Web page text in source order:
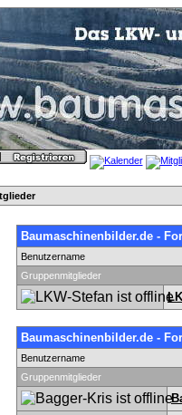
Baumaschinenbilder.de -
Benutzername
Gruppenmitglieder
Baumaschinenbilder.de -
Benutzername
Gruppenmitglieder